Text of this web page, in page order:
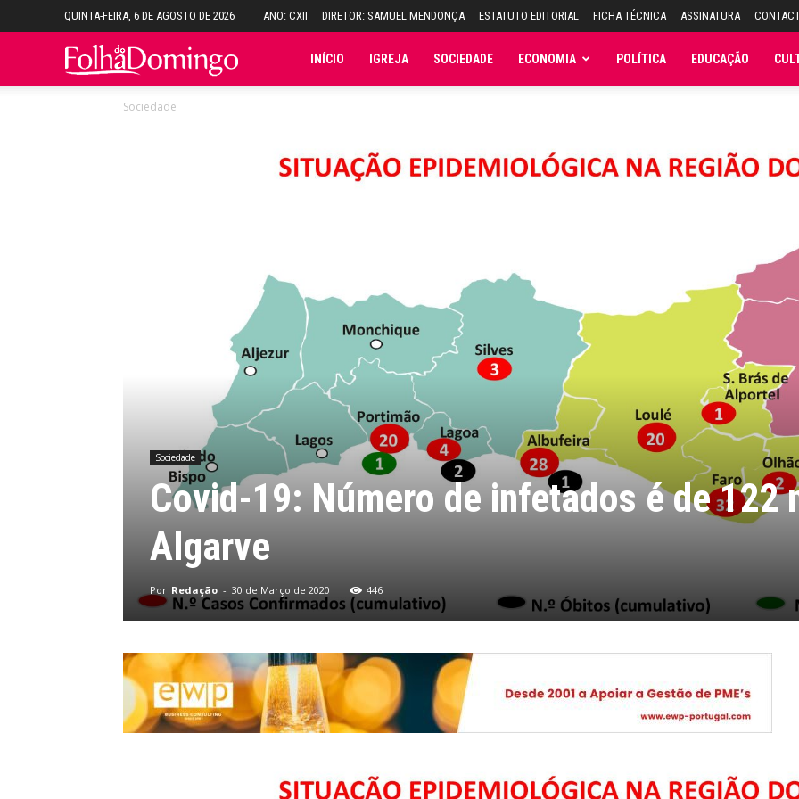
QUINTA-FEIRA, 6 DE AGOSTO DE 2026 ANO: CXII DIRETOR: SAMUEL MENDONÇA ESTATUTO EDITORIAL FICHA TÉCNICA ASSINATURA
Folha
Domingo
INÍCIO IGREJA SOCIEDADE ECONOMIA POLÍTICA EDUCAÇÃO
Sociedade
Sociedade
Covid-19: Número de infetados é de 122
Algarve
Por Redação - 30 de Março de 2020 446